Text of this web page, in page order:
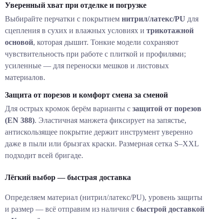
Уверенный хват при отделке и погрузке
Выбирайте перчатки с покрытием нитрил/латекс/PU для
сцепления в сухих и влажных условиях и трикотажной
основой, которая дышит. Тонкие модели сохраняют
чувствительность при работе с плиткой и профилями;
усиленные — для переноски мешков и листовых
материалов.
Защита от порезов и комфорт смена за сменой
Для острых кромок берём варианты с защитой от порезов
(EN 388). Эластичная манжета фиксирует на запястье,
антискользящее покрытие держит инструмент уверенно
даже в пыли или брызгах краски. Размерная сетка S–XXL
подходит всей бригаде.
Лёгкий выбор — быстрая доставка
Определяем материал (нитрил/латекс/PU), уровень защиты
и размер — всё отправим из наличия с быстрой доставкой